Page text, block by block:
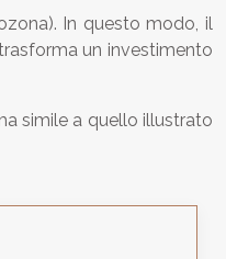
In questo modo, il
un investimento
simile a quello illustrato